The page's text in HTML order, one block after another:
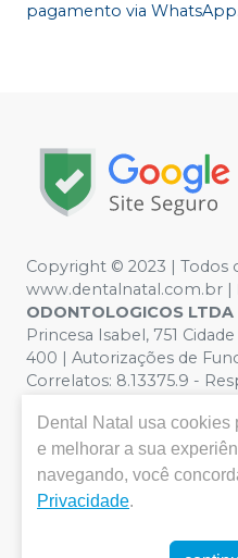
pagamento via WhatsApp.
Copyright © 2023 | Todos
www.dentalnatal.com.br |
ODONTOLOGICOS LTDA
Princesa Isabel, 751
400 | Autorizações de
Correlatos: 8.13375.9 -
Privacidade e Segurança
Os preços e condições da
alterações. Em caso de
valor válido é o do
atender compras de
Dental Natal usa cookies
e melhorar a sua
navegando, você
Privacidade.